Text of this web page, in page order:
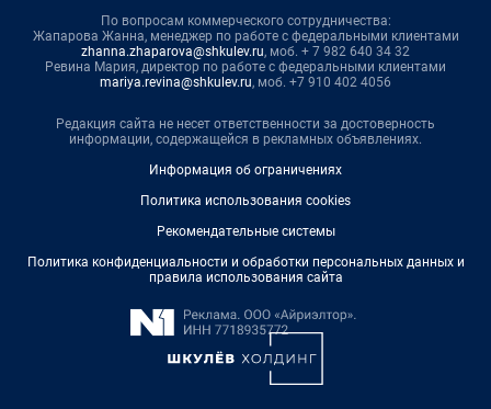
По вопросам коммерческого сотрудничества:
Жапарова Жанна, менеджер по работе с федеральными клиентами
zhanna.zhaparova@shkulev.ru, моб. + 7 982 640 34 32
Ревина Мария, директор по работе с федеральными клиентами
mariya.revina@shkulev.ru, моб. +7 910 402 4056
Редакция сайта не несет ответственности за достоверность
информации, содержащейся в рекламных объявлениях.
Информация об ограничениях
Политика использования cookies
Рекомендательные системы
Политика конфиденциальности и обработки персональных данных и
правила использования сайта